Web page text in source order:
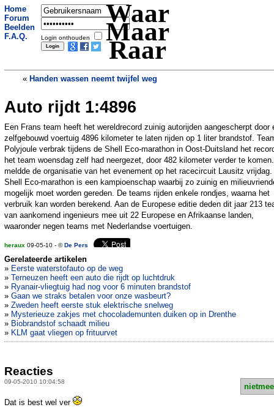
Home
Forum
Beelden
F.A.Q.
Login onthouden
Waar
Maar
Raar
« Handen wassen neemt twijfel weg
Dikste man van Zuid-Afrika raakt 140
kilo kwijt
Auto rijdt 1:4896
Een Frans team heeft het wereldrecord zuinig autorijden aangescherpt door
zelfgebouwd voertuig 4896 kilometer te laten rijden op 1 liter brandstof.
Polyjoule verbrak tijdens de Shell Eco-marathon in Oost-Duitsland het
het team woensdag zelf had neergezet, door 482 kilometer verder te
meldde de organisatie van het evenement op het racecircuit Lausitz vrijdag.
Shell Eco-marathon is een kampioenschap waarbij zo zuinig en
mogelijk moet worden gereden. De teams rijden enkele rondjes, waarna het
verbruik kan worden berekend. Aan de Europese editie deden dit jaar 213
van aankomend ingenieurs mee uit 22 Europese en Afrikaanse landen,
waaronder negen teams met Nederlandse voertuigen.
heraux 09-05-10 - ©De Pers
Gerelateerde artikelen
» Eerste waterstofauto op de weg
» Terneuzen heeft een auto die rijdt op luchtdruk
» Ryanair-vliegtuig had nog voor 6 minuten brandstof
» Gaan we straks betalen voor onze wasbeurt?
» Zweden heeft eerste stuk elektrische snelweg
» Mysterieuze zakjes met chocolademunten duiken op in Drenthe
» Biobrandstof schaadt milieu
» KLM gaat vliegen op frituurvet
Reacties
09-05-2010 10:04:58
Dat is best wel ver